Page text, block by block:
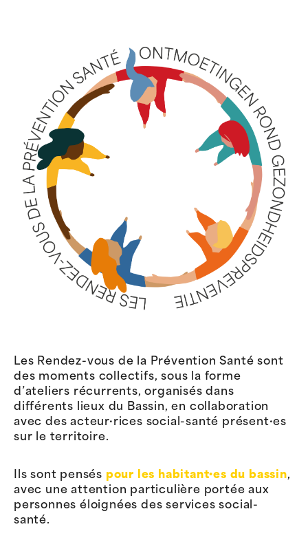
Les Rendez-vous de la Prévention Santé sont
des moments collectifs, sous la forme
d’ateliers récurrents, organisés dans
différents lieux du Bassin, en collaboration
avec des acteur·rices social-santé présent·es
sur le territoire.
Ils sont pensés pour les habitant·es du bassin,
avec une attention particulière portée aux
personnes éloignées des services social-
santé.